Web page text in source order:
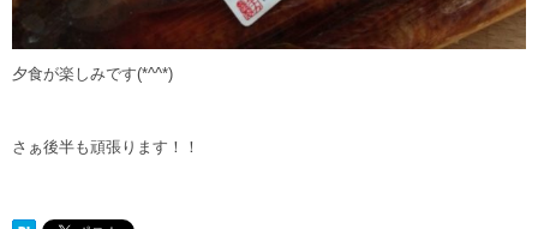
夕食が楽しみです(*^^*)
さぁ後半も頑張ります！！